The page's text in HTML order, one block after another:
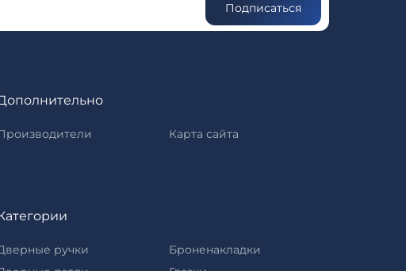
Подписаться
Карта сайта
ручки
Броненакладки